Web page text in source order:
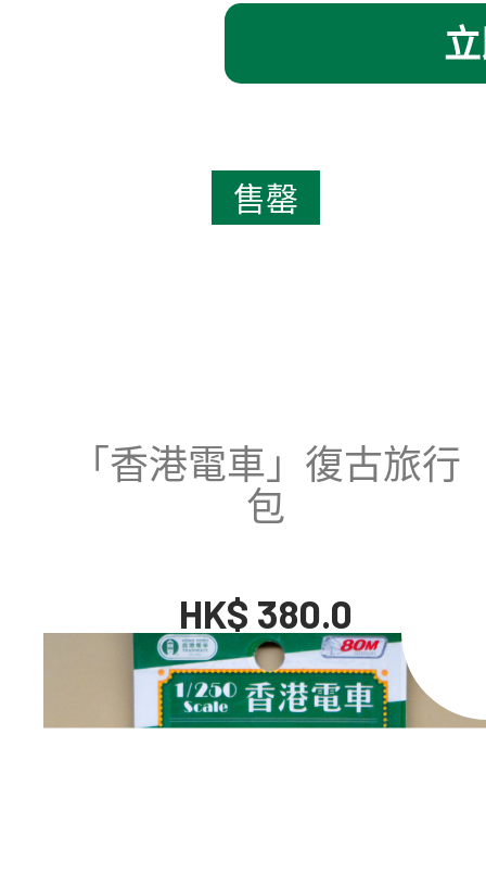
售罄
「香港電車」復古旅行
包
HK$ 380.0